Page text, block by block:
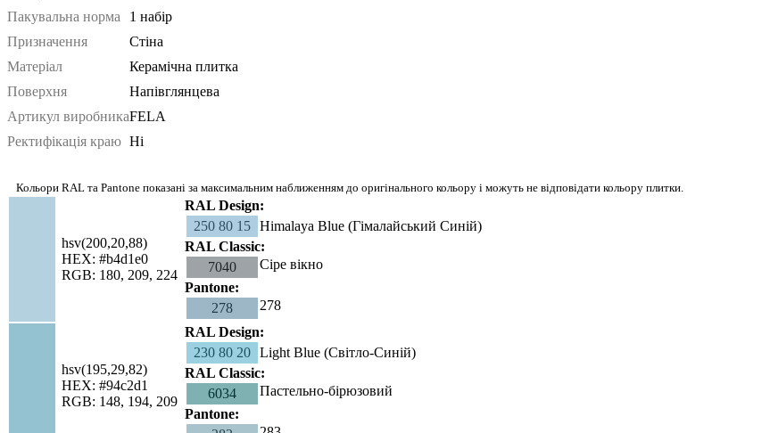
Пакувальна норма
1 набір
Призначення
Стіна
Матеріал
Керамічна плитка
Поверхня
Напівглянцева
Артикул виробникаFELA
Ректифікація краю Ні
Кольори RAL та Pantone показані за максимальним наближенням до оригінального кольору і можуть не відповідати кольору плитки.
hsv(200,20,88)
HEX: #b4d1e0
RGB: 180, 209, 224
RAL Design:
250 80 15 Himalaya Blue (Гімалайський Синій)
RAL Classic:
7040
Сіре вікно
Pantone:
278
278
hsv(195,29,82)
HEX: #94c2d1
RGB: 148, 194, 209
RAL Design:
230 80 20 Light Blue (Світло-Синій)
RAL Classic:
6034
Пастельно-бірюзовий
Pantone: